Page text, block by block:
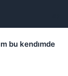
bu kendımde